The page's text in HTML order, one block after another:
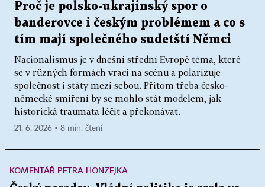
Proč je polsko-ukrajinský spor o
banderovce i českým problémem a co s
tím mají společného sudetští Němci
Nacionalismus je v dnešní střední Evropě téma, které
se v různých formách vrací na scénu a polarizuje
společnost i státy mezi sebou. Přitom třeba česko-
německé smíření by se mohlo stát modelem, jak
historická traumata léčit a překonávat.
21. 6. 2026 ▪ 8 min. čtení
KOMENTÁŘ PETRA HONZEJKA